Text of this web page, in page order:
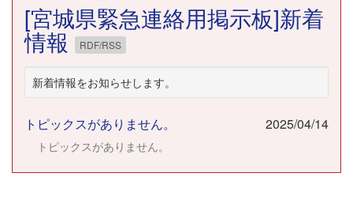
[宮城県緊急連絡用掲示板]新着
情報 RDF/RSS
新着情報をお知らせします。
トピックスがありません。 2025/04/14
トピックスがありません。